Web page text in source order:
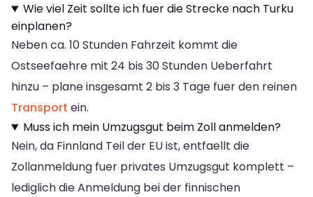
Wie viel Zeit sollte ich fuer die Strecke nach Turku
einplanen?
Neben ca. 10 Stunden Fahrzeit kommt die
Ostseefaehre mit 24 bis 30 Stunden Ueberfahrt
hinzu – plane insgesamt 2 bis 3 Tage fuer den reinen
Transport ein.
Muss ich mein Umzugsgut beim Zoll anmelden?
Nein, da Finnland Teil der EU ist, entfaellt die
Zollanmeldung fuer privates Umzugsgut komplett –
lediglich die Anmeldung bei der finnischen